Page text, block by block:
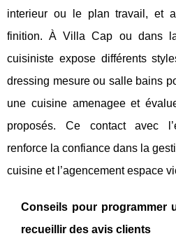
interieur ou le plan travail, et
finition. À Villa Cap ou dans
cuisiniste expose différents
dressing mesure ou salle bains
une cuisine amenagee et
proposés. Ce contact avec
renforce la confiance dans la
cuisine et l’agencement espace
Conseils pour programmer
recueillir des avis clients